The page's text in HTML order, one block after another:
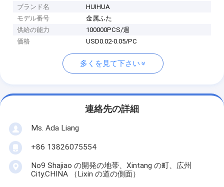
ブランド名
HUIHUA
モデル番号
金属ふた
供給の能力
100000PCS/週
価格
USD0.02-0.05/PC
多くを見て下さい
連絡先の詳細
Ms. Ada Liang
+86 13826075554
No9 Shajiao の開発の地帯、Xintang の町、広州
City.CHINA （Lixin の道の側面）